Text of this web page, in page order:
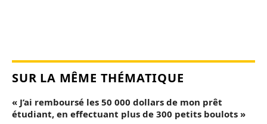
SUR LA MÊME THÉMATIQUE
« J’ai remboursé les 50 000 dollars de mon prêt
étudiant, en effectuant plus de 300 petits boulots »